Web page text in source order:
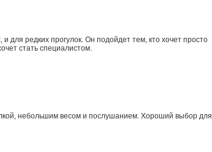
для редких прогулок. Он подойдет тем, кто хочет просто
стать специалистом.
небольшим весом и послушанием. Хороший выбор для